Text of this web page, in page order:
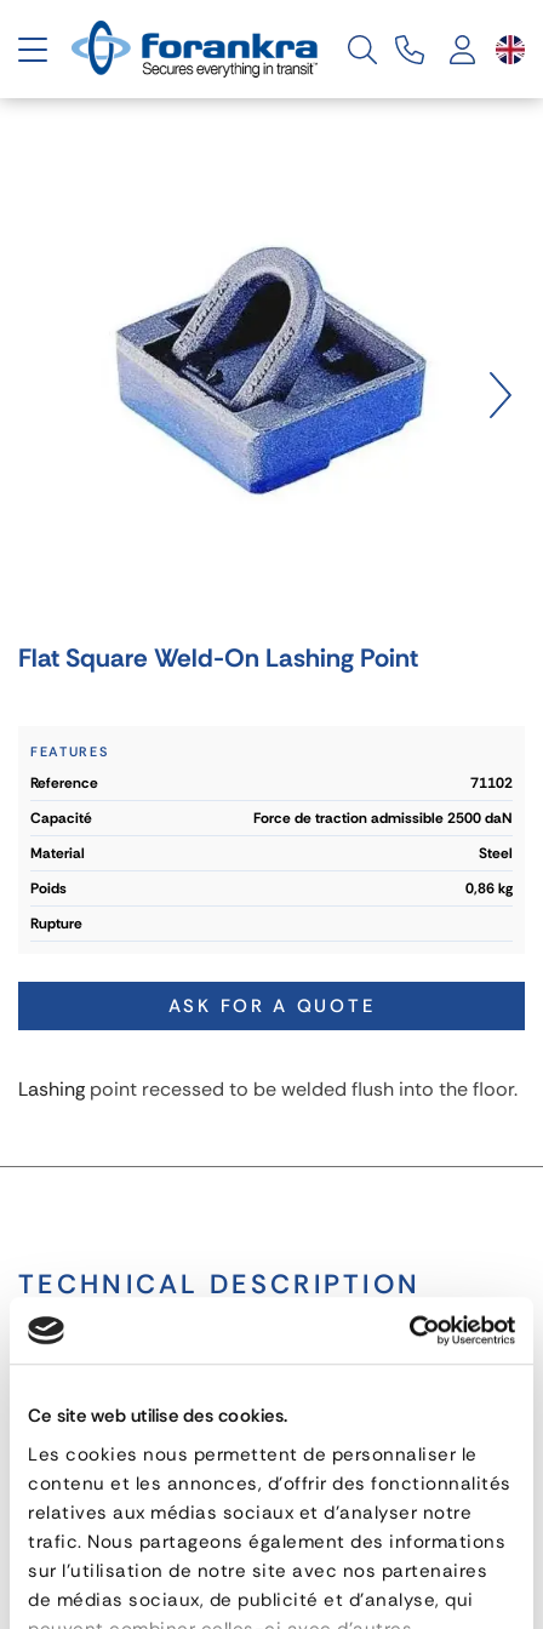
Ce site web utilise des cookies.
Les cookies nous permettent de personnaliser le
contenu et les annonces, d'offrir des fonctionnalités
relatives aux médias sociaux et d'analyser notre
trafic. Nous partageons également des informations
sur l'utilisation de notre site avec nos partenaires
de médias sociaux, de publicité et d'analyse, qui
Toggle navigation
Flat Square Weld-On Lashing Point
FEATURES
reference
71102
capacité
Force de traction admissible 2500 daN
material
Steel
poids
0,86 kg
rupture
ASK FOR A QUOTE
Lashing point recessed to be welded flush into the floor.
TECHNICAL DESCRIPTION
Flat Square Weld-On Lashing Point
Flat
Square
Weld-
On
Lashing
QUESTIONS & ANSWERS